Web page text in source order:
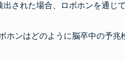
出された場合、ロボホンを通じ
ホンはどのように脳卒中の予兆